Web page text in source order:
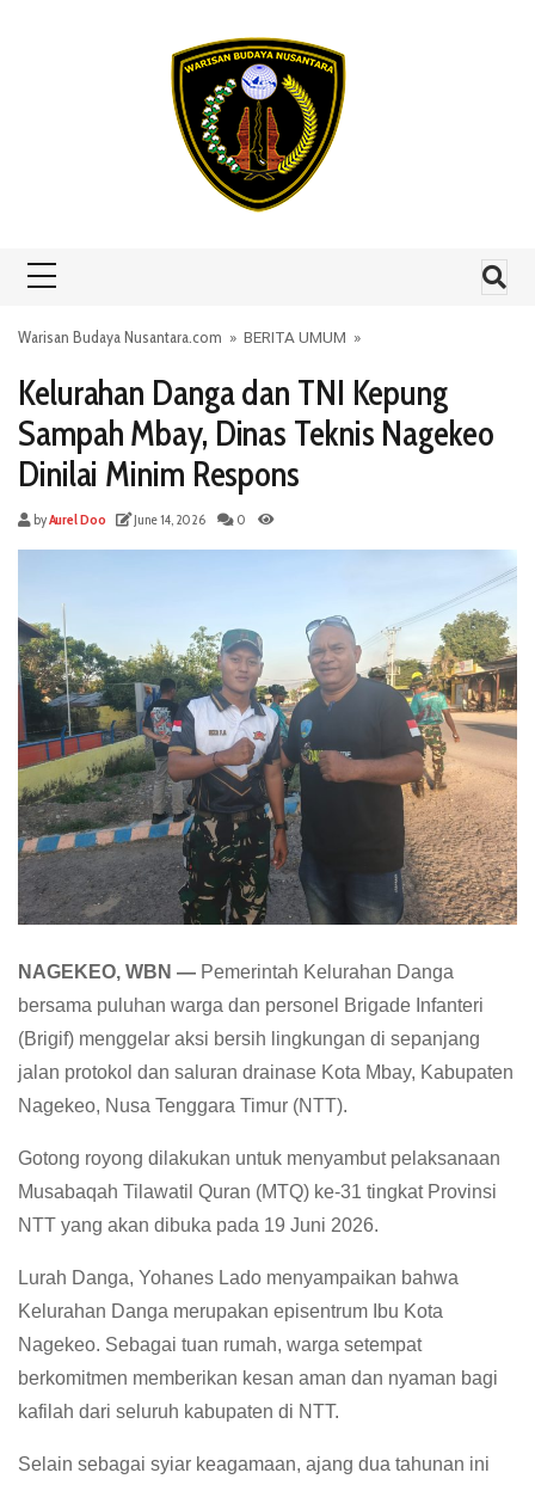
Warisan Budaya Nusantara.com » BERITA UMUM »
Kelurahan Danga dan TNI Kepung
Sampah Mbay, Dinas Teknis Nagekeo
Dinilai Minim Respons
byAurel Doo June 14, 2026 0
NAGEKEO, WBN — Pemerintah Kelurahan Danga
bersama puluhan warga dan personel Brigade Infanteri
(Brigif) menggelar aksi bersih lingkungan di sepanjang
jalan protokol dan saluran drainase Kota Mbay, Kabupaten
Nagekeo, Nusa Tenggara Timur (NTT).
Gotong royong dilakukan untuk menyambut pelaksanaan
Musabaqah Tilawatil Quran (MTQ) ke-31 tingkat Provinsi
NTT yang akan dibuka pada 19 Juni 2026.
Lurah Danga, Yohanes Lado menyampaikan bahwa
Kelurahan Danga merupakan episentrum Ibu Kota
Nagekeo. Sebagai tuan rumah, warga setempat
berkomitmen memberikan kesan aman dan nyaman bagi
kafilah dari seluruh kabupaten di NTT.
Selain sebagai syiar keagamaan, ajang dua tahunan ini